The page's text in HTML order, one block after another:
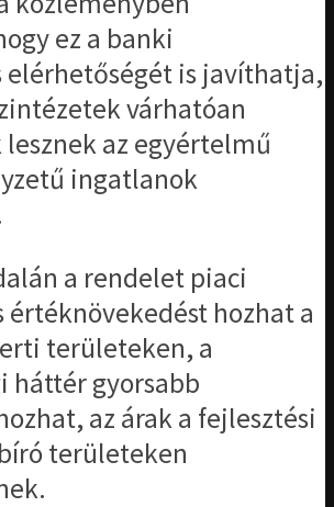
ez a banki
elérhetőségét is javíthatja,
várhatóan
az egyértelmű
ingatlanok
a rendelet piaci
értéknövekedést hozhat a
területeken, a
háttér gyorsabb
az árak a fejlesztési
területeken